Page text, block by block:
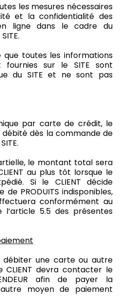
les mesures nécessaires
et la confidentialité des
ligne dans le cadre du
toutes les informations
fournies sur le SITE sont
du SITE et ne sont pas
par carte de crédit, le
débité dès la commande de
le montant total sera
au plus tôt lorsque le
Si le CLIENT décide
PRODUITS indisponibles,
conformément au
5.5 des présentes
débiter une carte ou autre
CLIENT devra contacter le
afin de payer la
moyen de paiement